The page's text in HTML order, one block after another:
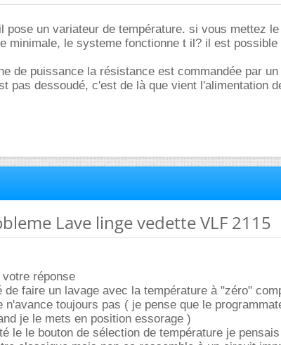
pose un variateur de température. si vous mettez
minimale, le systeme fonctionne t il? il est
de puissance la résistance est commandée par
pas dessoudé, c'est de là que vient l'alimentation
Lave linge vedette VLF 2115
réponse
de faire un lavage avec la température à "zéro"
n'avance toujours pas ( je pense que le
je le mets en position essorage )
le le bouton de sélection de température je